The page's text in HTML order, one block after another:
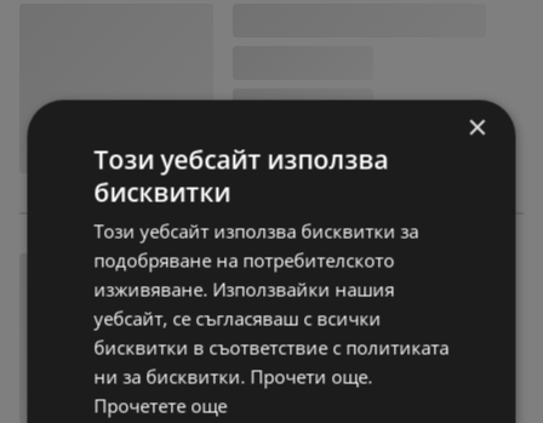
×
Този уебсайт използва
бисквитки
Този уебсайт използва бисквитки за
подобряване на потребителското
изживяване. Използвайки нашия
уебсайт, се съгласяваш с всички
бисквитки в съответствие с политиката
ни за бисквитки. Прочети още.
Прочетете още